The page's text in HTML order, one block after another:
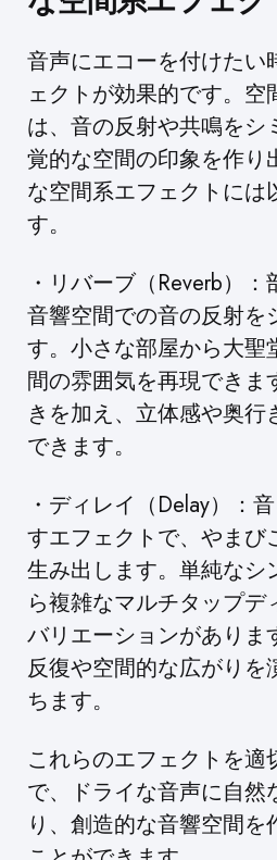
音声にエコーを付けたい
ェクトが効果的です。空
は、音の反射や共鳴をシ
覚的な空間の印象を作り
な空間系エフェクトには
す。
・リバーブ（Reverb）
音響空間での音の反射を
す。小さな部屋から大聖
間の雰囲気を再現できま
きを加え、立体感や奥
できます。
・ディレイ（Delay）：
すエフェクトで、やまび
生み出します。単純なシ
ら複雑なマルチタップデ
バリエーションがありま
反復や空間的な広がりを
ちます。
これらのエフェクトを適
で、ドライな音声に自然
り、創造的な音響空間を